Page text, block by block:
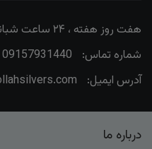
هفت روز هفته ، ۲۴ ساعت شبانه‌روز پاسخگوی شما هستیم
شماره تماس:
09157931440
آدرس ایمیل:
درباره ما